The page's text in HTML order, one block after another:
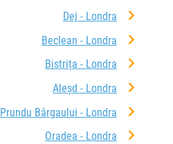
Dej - Londra
Beclean - Londra
Bistrița - Londra
Aleșd - Londra
Prundu Bârgaului - Londra
Oradea - Londra